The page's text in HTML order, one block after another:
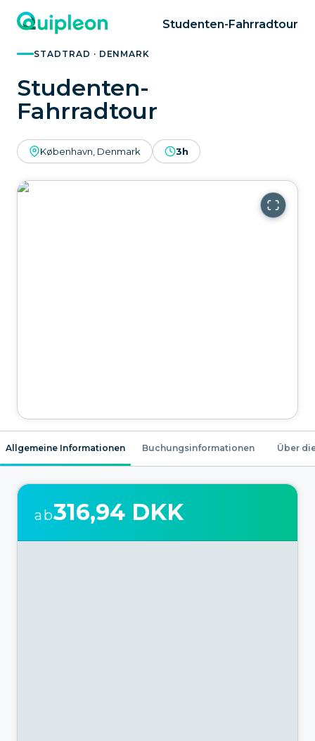
Studenten-Fahrradtour
STADTRAD · DENMARK
Studenten-
Fahrradtour
København, Denmark 3h
Allgemeine Informationen Buchungsinformationen Über
ab316,94 DKK